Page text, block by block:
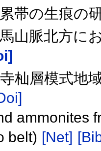
帯の生痕の
山脈北方に
杣層模式地
ammonites
belt) [Net]